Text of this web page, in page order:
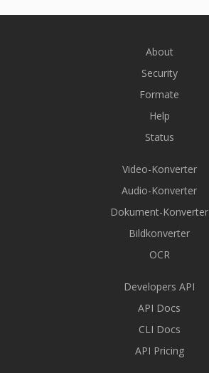
About
Security
Formate
Help
Status
Video-Konverter
Audio-Konverter
Dokument-Konverter
Bildkonverter
OCR
Developers API
API Docs
CLI Docs
API Pricing